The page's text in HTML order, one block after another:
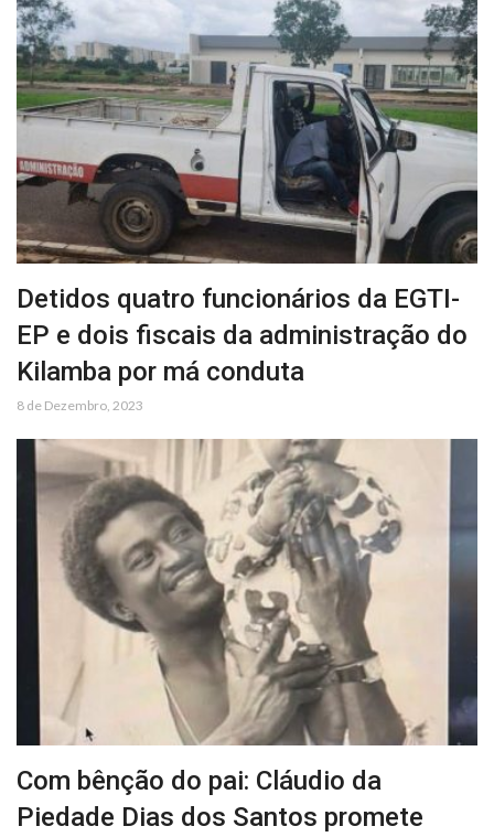
Detidos quatro funcionários da EGTI-
EP e dois fiscais da administração do
Kilamba por má conduta
8 de Dezembro, 2023
Com bênção do pai: Cláudio da
Piedade Dias dos Santos promete